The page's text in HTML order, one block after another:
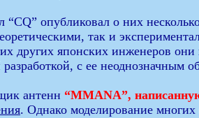
опубликовал о них
так и
других японских инженеров
с ее неоднозначным
антенн “MMANA”,
. Однако моделирование